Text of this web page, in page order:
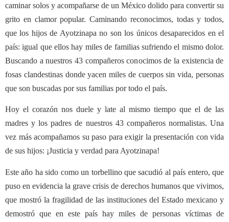
caminar solos y acompañarse de un México dolido para convertir su
grito en clamor popular. Caminando reconocimos, todas y todos,
que los hijos de Ayotzinapa no son los únicos desaparecidos en el
país: igual que ellos hay miles de familias sufriendo el mismo dolor.
Buscando a nuestros 43 compañeros conocimos de la existencia de
fosas clandestinas donde yacen miles de cuerpos sin vida, personas
que son buscadas por sus familias por todo el país.
Hoy el corazón nos duele y late al mismo tiempo que el de las
madres y los padres de nuestros 43 compañeros normalistas. Una
vez más acompañamos su paso para exigir la presentación con vida
de sus hijos: ¡Justicia y verdad para Ayotzinapa!
Este año ha sido como un torbellino que sacudió al país entero, que
puso en evidencia la grave crisis de derechos humanos que vivimos,
que mostró la fragilidad de las instituciones del Estado mexicano y
demostró que en este país hay miles de personas víctimas de